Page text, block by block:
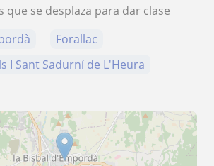
que se desplaza para dar clase
Forallac
I Sant Sadurní de L'Heura